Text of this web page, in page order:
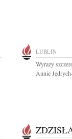
LUBLIN
Wyrazy
Annie